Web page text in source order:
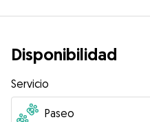
Disponibilidad
Servicio